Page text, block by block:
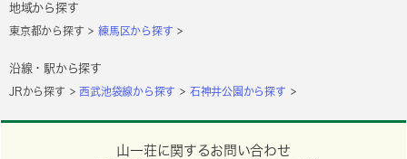
地域から探す
東京都から探す 練馬区から探す
沿線・駅から探す
JRから探す 西武池袋線から探す 石神井公園から探す
山一荘に関するお問い合わせ